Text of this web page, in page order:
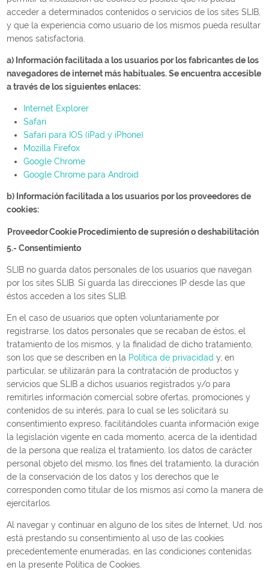
acceder a determinados contenidos o servicios de los sites SLIB,
y que la experiencia como usuario de los mismos pueda resultar
menos satisfactoria.
a) Información facilitada a los usuarios por los fabricantes de los
navegadores de internet más habituales. Se encuentra accesible
a través de los siguientes enlaces:
Internet Explorer
Safari
Safari para IOS (iPad y iPhone)
Mozilla Firefox
Google Chrome
Google Chrome para Android
b) Información facilitada a los usuarios por los proveedores de
cookies:
ProveedorCookie Procedimiento de supresión o deshabilitación
5.- Consentimiento
SLIB no guarda datos personales de los usuarios que navegan
por los sites SLIB. Sí guarda las direcciones IP desde las que
éstos acceden a los sites SLIB.
En el caso de usuarios que opten voluntariamente por
registrarse, los datos personales que se recaban de éstos, el
tratamiento de los mismos, y la finalidad de dicho tratamiento,
son los que se describen en la Política de privacidad y, en
particular, se utilizarán para la contratación de productos y
servicios que SLIB a dichos usuarios registrados y/o para
remitirles información comercial sobre ofertas, promociones y
contenidos de su interés, para lo cual se les solicitará su
consentimiento expreso, facilitándoles cuanta información exige
la legislación vigente en cada momento, acerca de la identidad
de la persona que realiza el tratamiento, los datos de carácter
personal objeto del mismo, los fines del tratamiento, la duración
de la conservación de los datos y los derechos que le
corresponden como titular de los mismos así como la manera de
ejercitarlos.
Al navegar y continuar en alguno de los sites de Internet, Ud. nos
está prestando su consentimiento al uso de las cookies
precedentemente enumeradas, en las condiciones contenidas
en la presente Política de Cookies.